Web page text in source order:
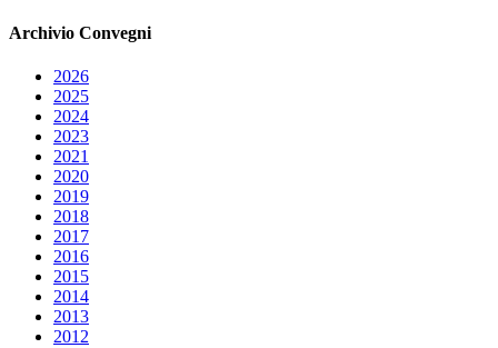
Archivio Convegni
2026
2025
2024
2023
2021
2020
2019
2018
2017
2016
2015
2014
2013
2012